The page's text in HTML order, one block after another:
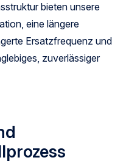
bieten unsere
eine längere
Ersatzfrequenz und
zuverlässiger